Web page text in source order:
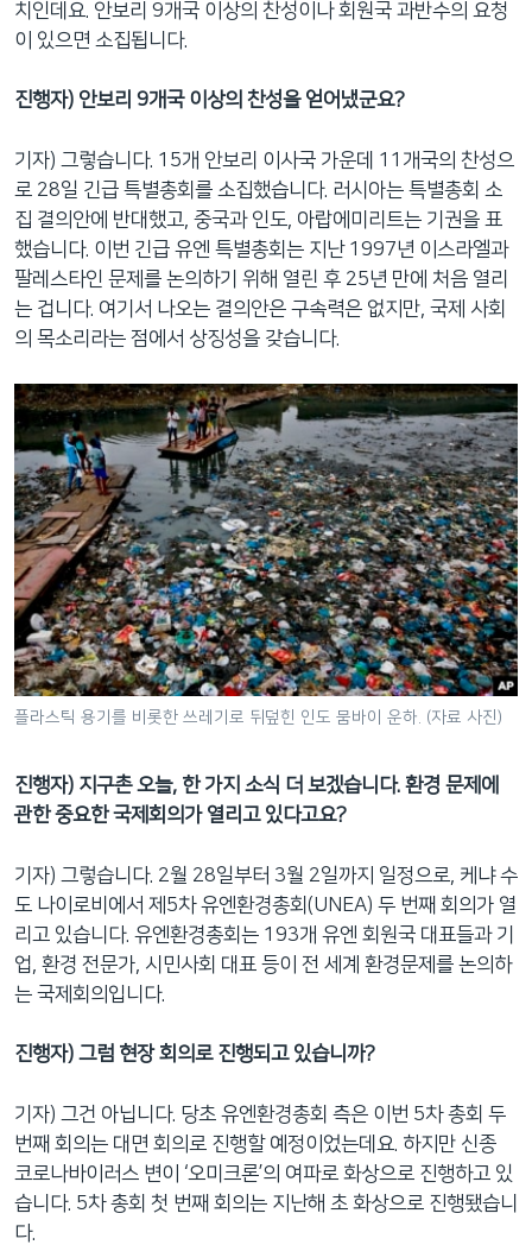
치인데요. 안보리 9개국 이상의 찬성이나 회원국 과반수의 요청
이 있으면 소집됩니다.
진행자) 안보리 9개국 이상의 찬성을 얻어냈군요?
기자) 그렇습니다. 15개 안보리 이사국 가운데 11개국의 찬성으
로 28일 긴급 특별총회를 소집했습니다. 러시아는 특별총회 소
집 결의안에 반대했고, 중국과 인도, 아랍에미리트는 기권을 표
했습니다. 이번 긴급 유엔 특별총회는 지난 1997년 이스라엘과
팔레스타인 문제를 논의하기 위해 열린 후 25년 만에 처음 열리
는 겁니다. 여기서 나오는 결의안은 구속력은 없지만, 국제 사회
의 목소리라는 점에서 상징성을 갖습니다.
플라스틱 용기를 비롯한 쓰레기로 뒤덮힌 인도 뭄바이 운하. (자료 사진)
진행자) 지구촌 오늘, 한 가지 소식 더 보겠습니다. 환경 문제에
관한 중요한 국제회의가 열리고 있다고요?
기자) 그렇습니다. 2월 28일부터 3월 2일까지 일정으로, 케냐 수
도 나이로비에서 제5차 유엔환경총회(UNEA) 두 번째 회의가 열
리고 있습니다. 유엔환경총회는 193개 유엔 회원국 대표들과 기
업, 환경 전문가, 시민사회 대표 등이 전 세계 환경문제를 논의하
는 국제회의입니다.
진행자) 그럼 현장 회의로 진행되고 있습니까?
기자) 그건 아닙니다. 당초 유엔환경총회 측은 이번 5차 총회 두
번째 회의는 대면 회의로 진행할 예정이었는데요. 하지만 신종
코로나바이러스 변이 ‘오미크론’의 여파로 화상으로 진행하고 있
습니다. 5차 총회 첫 번째 회의는 지난해 초 화상으로 진행됐습니
다.